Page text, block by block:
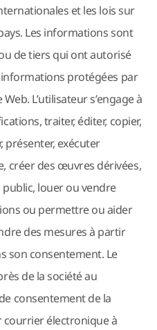
et les lois sur
Les informations sont
de tiers qui ont autorisé
informations protégées par
L’utilisateur s’engage à
traiter, éditer, copier,
présenter, exécuter
créer des œuvres dérivées,
louer ou vendre
ou permettre ou aider
des mesures à partir
son consentement. Le
de la société au
consentement de la
électronique à